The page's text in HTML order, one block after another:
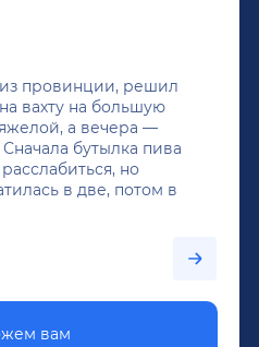
провинции, решил
вахту на большую
а вечера —
бутылка пива
но
в две, потом в
он уже пил почти
по методу
вам